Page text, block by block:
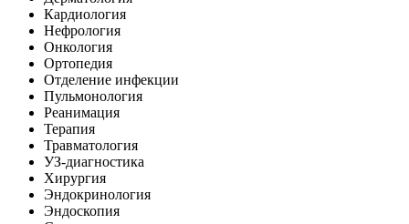
Кардиология
Нефрология
Онкология
Ортопедия
Отделение инфекции
Пульмонология
Реанимация
Терапия
Травматология
УЗ-диагностика
Хирургия
Эндокринология
Эндоскопия